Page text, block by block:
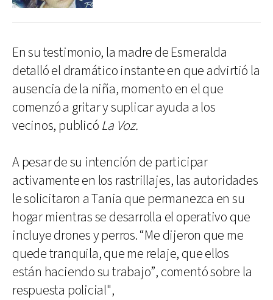
En su testimonio, la madre de Esmeralda
detalló el dramático instante en que advirtió la
ausencia de la niña, momento en el que
comenzó a gritar y suplicar ayuda a los
vecinos, publicó La Voz.
A pesar de su intención de participar
activamente en los rastrillajes, las autoridades
le solicitaron a Tania que permanezca en su
hogar mientras se desarrolla el operativo que
incluye drones y perros. “Me dijeron que me
quede tranquila, que me relaje, que ellos
están haciendo su trabajo”, comentó sobre la
respuesta policial",